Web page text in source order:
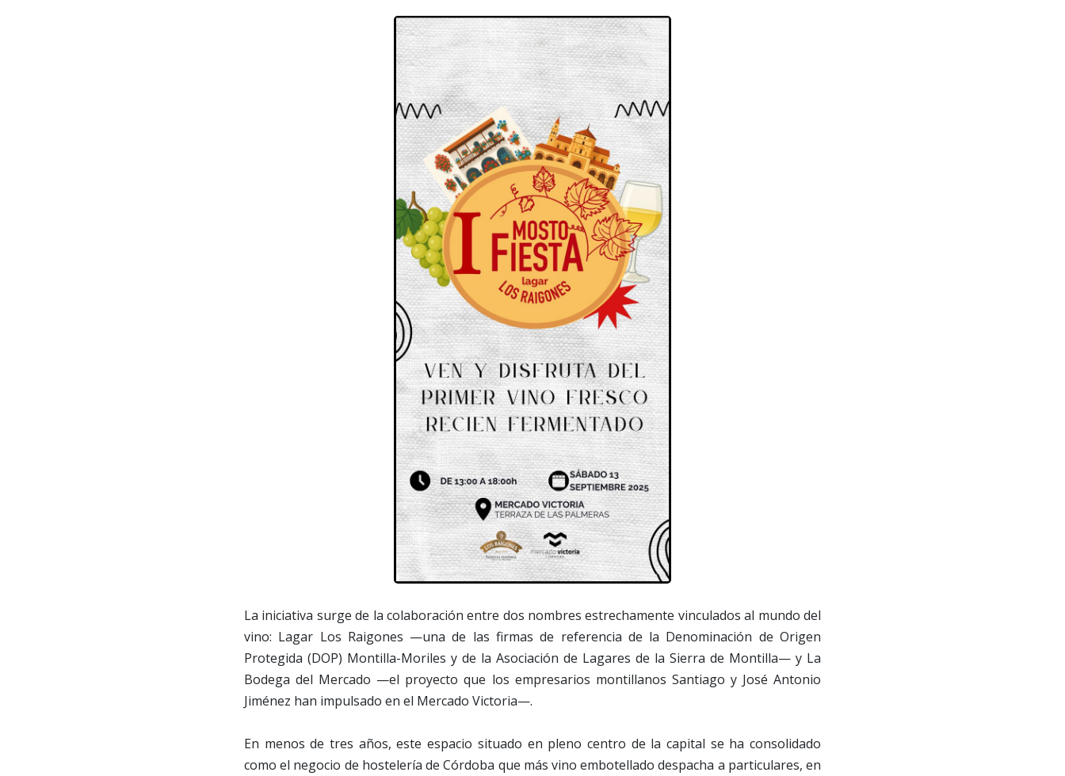
La iniciativa surge de la colaboración entre dos nombres estrechamente vinculados al mundo del
vino: Lagar Los Raigones —una de las firmas de referencia de la Denominación de Origen
Protegida (DOP) Montilla-Moriles y de la Asociación de Lagares de la Sierra de Montilla— y La
Bodega del Mercado —el proyecto que los empresarios montillanos Santiago y José Antonio
Jiménez han impulsado en el Mercado Victoria—.
En menos de tres años, este espacio situado en pleno centro de la capital se ha consolidado
como el negocio de hostelería de Córdoba que más vino embotellado despacha a particulares, en